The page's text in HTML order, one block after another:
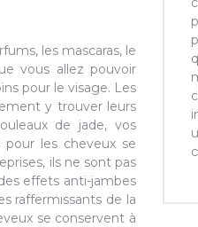
les mascaras, le
vous allez pouvoir
pour le visage. Les
y trouver leurs
de jade, vos
les cheveux se
ils ne sont pas
effets anti-jambes
raffermissants de la
se conservent à